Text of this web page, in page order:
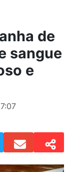
de
sangue
e